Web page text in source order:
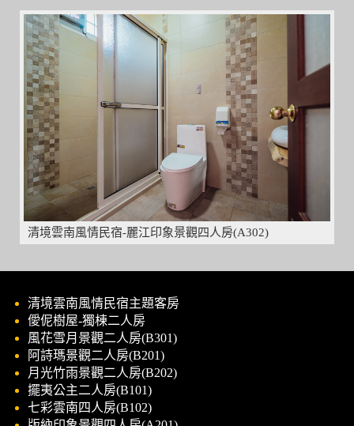
清境雲南風情民宿-麗江印象景觀四人房(A302)
清境雲南風情民宿主題客房
僾伲樹屋-獨棟二人房
風花雪月景觀二人房(B301)
阿詩瑪景觀二人房(B201)
月光竹雨景觀二人房(B202)
擺夷公主二人房(B101)
七彩雲南四人房(B102)